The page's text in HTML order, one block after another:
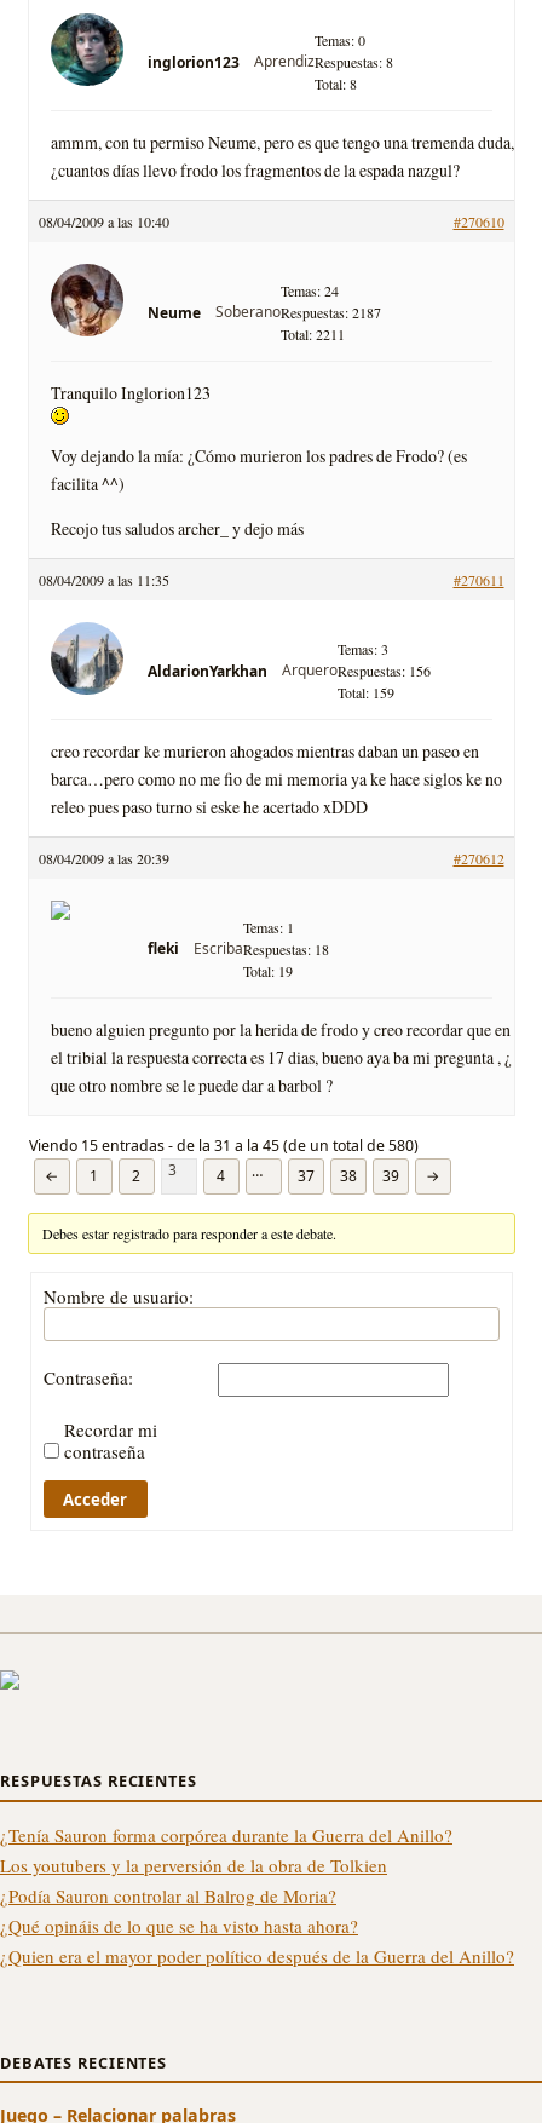
inglorion123 Aprendiz
Temas: 0
Respuestas: 8
Total: 8
ammm, con tu permiso Neume, pero es que tengo una tremenda duda,
¿cuantos días llevo frodo los fragmentos de la espada nazgul?
08/04/2009 a las 10:40 #270610
Neume Soberano
Temas: 24
Respuestas: 2187
Total: 2211
Tranquilo Inglorion123
Voy dejando la mía: ¿Cómo murieron los padres de Frodo? (es
facilita ^^)
Recojo tus saludos archer_ y dejo más
08/04/2009 a las 11:35 #270611
AldarionYarkhan Arquero
Temas: 3
Respuestas: 156
Total: 159
creo recordar ke murieron ahogados mientras daban un paseo en
barca…pero como no me fio de mi memoria ya ke hace siglos ke no
releo pues paso turno si eske he acertado xDDD
08/04/2009 a las 20:39 #270612
fleki Escriba
Temas: 1
Respuestas: 18
Total: 19
bueno alguien pregunto por la herida de frodo y creo recordar que en
el tribial la respuesta correcta es 17 dias, bueno aya ba mi pregunta , ¿
que otro nombre se le puede dar a barbol ?
Viendo 15 entradas - de la 31 a la 45 (de un total de 580)
←
1 2 3 4 … 37 38 39 →
Debes estar registrado para responder a este debate.
Nombre de usuario:
Contraseña:
Recordar mi
contraseña
Acceder
RESPUESTAS RECIENTES
¿Tenía Sauron forma corpórea durante la Guerra del Anillo?
Los youtubers y la perversión de la obra de Tolkien
¿Podía Sauron controlar al Balrog de Moria?
¿Qué opináis de lo que se ha visto hasta ahora?
¿Quien era el mayor poder político después de la Guerra del Anillo?
DEBATES RECIENTES
Juego – Relacionar palabras